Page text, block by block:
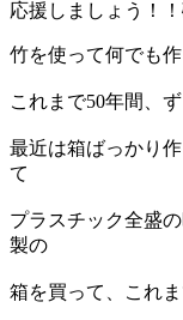
応援しましょう！
竹を使って何でも作
これまで50年間、
最近は箱ばっかり
て
プラスチック全盛
製の
箱を買って、これ